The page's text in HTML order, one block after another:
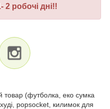
2 робочі дні!!
товар (футболка, еко сумка
popsocket, килимок для